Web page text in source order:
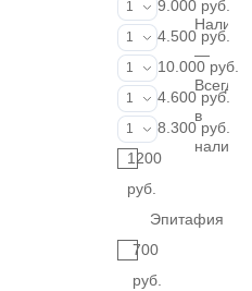
ФИО и даты
1
9.000 руб.
Портрет
1
4.500 руб.
Портрет
1
10.000 руб.
Фотокерамика
1
4.600 руб.
Фото на
1
8.300 руб.
1200
руб.
Эпитафия
700
руб.
—
Всегда
в